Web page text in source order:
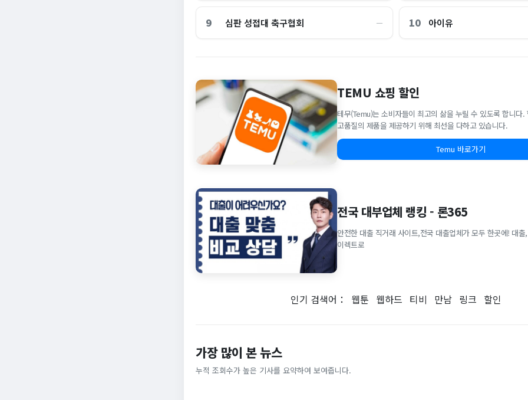
9 심판 성접대 축구협회 ― 10 아이유
TEMU 쇼핑 할인
테무(Temu)는 소비자들이 최고의 삶을 누릴 수 있도록 합니다.
고품질의 제품을 제공하기 위해 최선을 다하고 있습니다.
Temu 바로가기
전국 대부업체 랭킹 - 론365
안전한 대출 직거래 사이트,전국 대출업체가 모두 한곳에! 대
이렉트로
인기 검색어： 웹툰 웹하드 티비 만남 링크 할인
가장 많이 본 뉴스
누적 조회수가 높은 기사를 요약하여 보여줍니다.